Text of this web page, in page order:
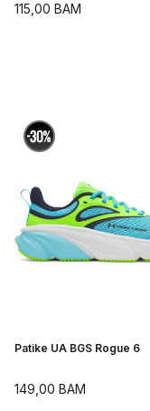
115,00 BAM
Patike UA BGS Rogue 6
149,00 BAM